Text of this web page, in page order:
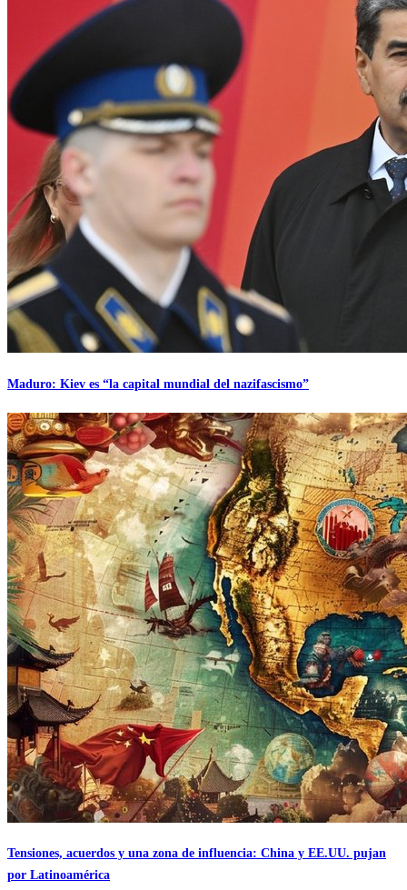
Maduro: Kiev es “la capital mundial del nazifascismo”
Tensiones, acuerdos y una zona de influencia: China y EE.UU. pujan
por Latinoamérica